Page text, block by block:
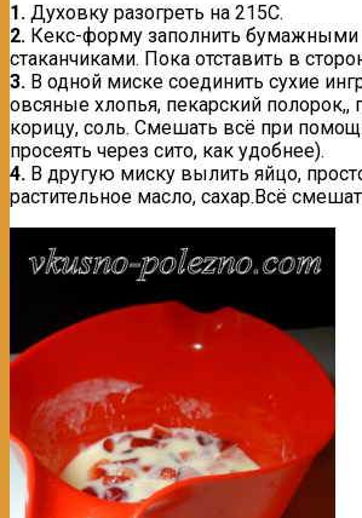
1. Духовку разогреть на 215С.
2. Кекс-форму заполнить
стаканчиками. Пока отставить в
3. В одной миске соединить сухие
овсяные хлопья, пекарский
корицу, соль. Смешать всё при
просеять через сито, как удобнее).
4. В другую миску вылить яйцо,
растительное масло, сахар.Всё